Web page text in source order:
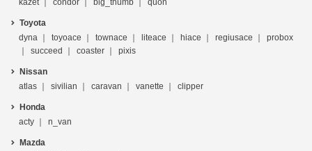
kazet
condor big_thumb quon
Toyota
dyna
toyoace townace liteace hiace regiusace
probox
succeed
coaster pixis
Nissan
atlas
sivilian caravan vanette clipper
Honda
acty
n_van
Mazda